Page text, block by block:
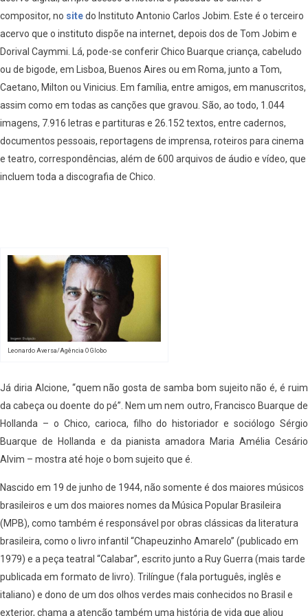
compositor, no sitedo Instituto Antonio Carlos Jobim. Este é o terceiro
acervo que o instituto dispõe na internet, depois dos de Tom Jobim e
Dorival Caymmi. Lá, pode-se conferir Chico Buarque criança, cabeludo
ou de bigode, em Lisboa, Buenos Aires ou em Roma, junto a Tom,
Caetano, Milton ou Vinicius. Em família, entre amigos, em manuscritos,
assim como em todas as canções que gravou. São, ao todo, 1.044
imagens, 7.916 letras e partituras e 26.152 textos, entre cadernos,
documentos pessoais, reportagens de imprensa, roteiros para cinema
e teatro, correspondências, além de 600 arquivos de áudio e vídeo, que
incluem toda a discografia de Chico.
Leonardo Aversa/Agência O Globo
Já diria Alcione, “quem não gosta de samba bom sujeito não é, é ruim
da cabeça ou doente do pé”. Nem um nem outro, Francisco Buarque de
Hollanda – o Chico, carioca, filho do historiador e sociólogo Sérgio
Buarque de Hollanda e da pianista amadora Maria Amélia Cesário
Alvim – mostra até hoje o bom sujeito que é.
Nascido em 19 de junho de 1944, não somente é dos maiores músicos
brasileiros e um dos maiores nomes da Música Popular Brasileira
(MPB), como também é responsável por obras clássicas da literatura
brasileira, como o livro infantil “Chapeuzinho Amarelo” (publicado em
1979) e a peça teatral “Calabar”, escrito junto a Ruy Guerra (mais tarde
publicada em formato de livro). Trilíngue (fala português, inglês e
italiano) e dono de um dos olhos verdes mais conhecidos no Brasil e
exterior, chama a atenção também uma história de vida que aliou